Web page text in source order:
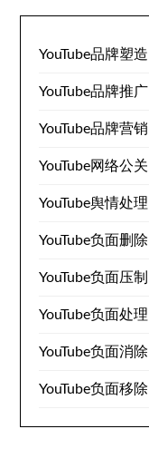
YouTube品牌塑造
YouTube品牌推广
YouTube品牌营销
YouTube网络公关
YouTube舆情处理
YouTube负面删除
YouTube负面压制
YouTube负面处理
YouTube负面消除
YouTube负面移除